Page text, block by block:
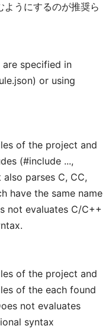
うにするのが推奨ら
specified in
or using
of the project and
(#include ...,
parses C, CC,
have the same name
not evaluates C/C++
of the project and
of the each found
not evaluates
syntax